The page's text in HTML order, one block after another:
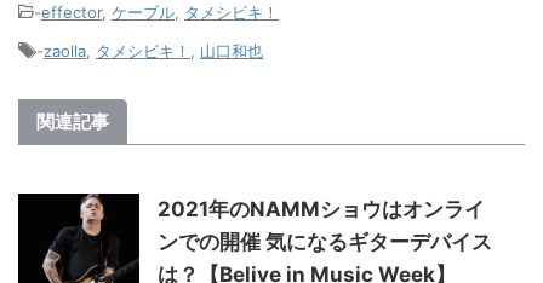
-effector, ケーブル
タメシビキ！
-zaolla タメシビキ！ 山口和也
関連記事
2021年のNAMMショウはオンライ
ンでの開催 気になるギターデバイス
は？【Belive in Music Week】